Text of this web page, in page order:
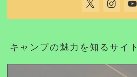
キャンプの魅力を知るサイト